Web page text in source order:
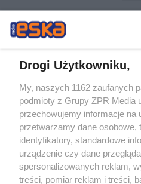
Żaden utwór zamieszczony w
rozpowszechniany lub dalej
tym także elektroniczny lub
eksploatacji w jakiejkolwiek formie,
Internecie bez pisemnej zgody
wykorzystanie utworów w całości lub
tzn. bez właściwej zgody, jest
ścigane prawnie.
Drogi Użytkowniku,
My, naszych 1162 zaufanych
podmioty z Grupy ZPR Media
przechowujemy informacje na
przetwarzamy dane osobowe,
identyfikatory, standardowe
urządzenie czy dane
spersonalizowanych reklam,
treści, pomiar reklam i treści,